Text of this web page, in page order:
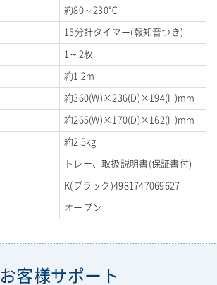
約80～230℃
15分計タイマー(報知音つき)
1～2枚
約1.2m
約360(W)×236(D)×194(H)mm
約265(W)×170(D)×162(H)mm
約2.5kg
トレー、取扱説明書(保証書付)
K(ブラック)4981747069627
オープン
お客様サポート